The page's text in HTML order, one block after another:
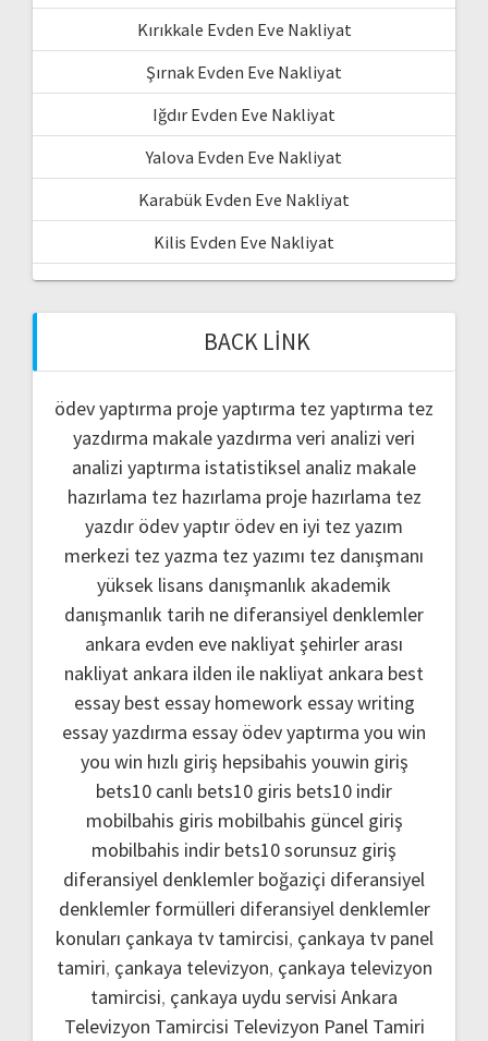
Kırıkkale Evden Eve Nakliyat
Şırnak Evden Eve Nakliyat
Iğdır Evden Eve Nakliyat
Yalova Evden Eve Nakliyat
Karabük Evden Eve Nakliyat
Kilis Evden Eve Nakliyat
BACK LINK
ödev yaptırma proje yaptırma tez yaptırma tez
yazdırma makale yazdırma veri analizi veri
analizi yaptırma istatistiksel analiz makale
hazırlama tez hazırlama proje hazırlama tez
yazdır ödev yaptır ödev en iyi tez yazım
merkezi tez yazma tez yazımı tez danışmanı
yüksek lisans danışmanlık akademik
danışmanlık tarih ne diferansiyel denklemler
ankara evden eve nakliyatşehirler arası
nakliyat ankara ilden ile nakliyat ankara best
essay best essay homework essay writing
essay yazdırma essay ödev yaptırma you win
you win hızlı giriş hepsibahis youwin giriş
bets10 canlı bets10 giris bets10 indir
mobilbahis giris mobilbahis güncel giriş
mobilbahis indir bets10 sorunsuz giriş
diferansiyel denklemler boğaziçi diferansiyel
denklemler formülleri diferansiyel denklemler
konuları çankaya tv tamircisi, çankaya tv panel
tamiri, çankaya televizyon, çankaya televizyon
tamircisi, çankaya uydu servisi Ankara
Televizyon Tamircisi Televizyon Panel Tamiri